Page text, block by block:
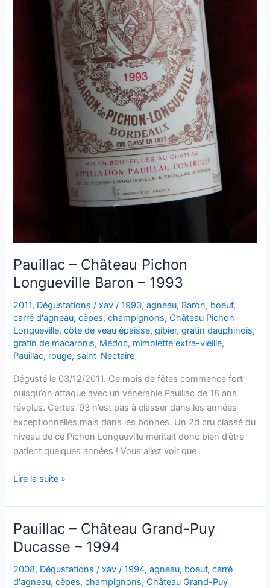
Pauillac – Château Pichon
Longueville Baron – 1993
2011, Dégustations /xav/1993,agneau, Baron, boeuf,
carré d'agneau,cèpes,champignons,Château Pichon
Longueville,côte de veau épaisse,gibier,gratin dauphinois,
gratin de macaronis, Médoc, mimolette extra-vieille,
Pauillac, rouge, saint-Nectaire
Dégusté le 03/12/2011. Ce mois de fêtes commence fort
puisqu’on attaque avec un vénérable Pauillac de 18 ans
révolus. Certes ‘93 n’est pas à classer dans les années
exceptionnelles mais dans les bonnes. Un 2d cru classé du
niveau de ce Pichon Longueville méritait donc bien d’être
patient quelques années ! Vous allez voir que
Pauillac
Château
Pichon
Longueville
Baron
–
1993
Lire la suite »
Pauillac – Château Grand-Puy
Ducasse – 1994
2008, Dégustations /xav/1994,agneau, boeuf,carré
d'agneau,cèpes,champignons,Château Grand-Puy